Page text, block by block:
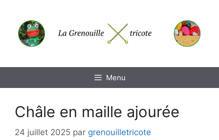
contenu
Menu
Châle en maille ajourée
24 juillet 2025 par grenouilletricote